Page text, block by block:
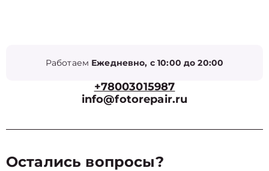
Работаем Ежедневно, с 10:00 до 20:00
+78003015987
info@fotorepair.ru
Остались вопросы?